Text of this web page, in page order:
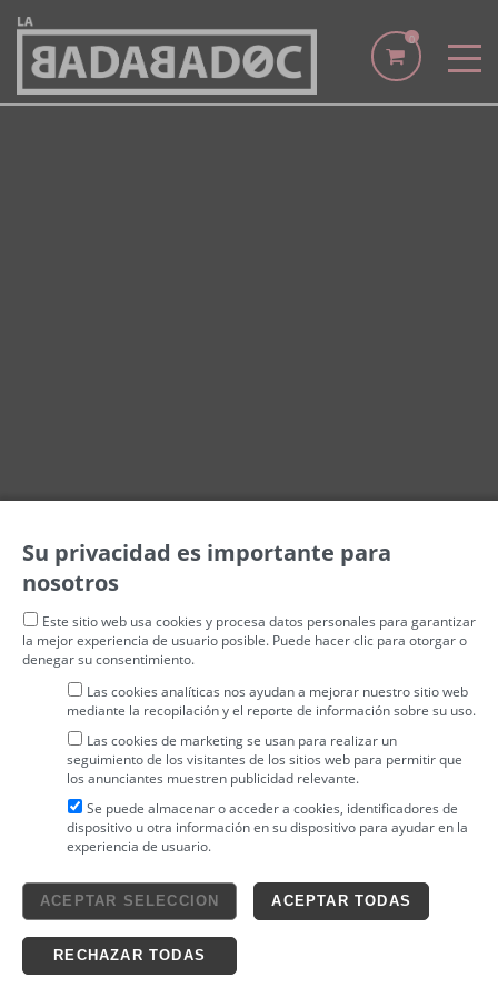
0
powered by4tickets S.L.
Ticketing solutions
Aviso legal
Condiciones generales
Su privacidad es importante para
nosotros
Este sitio web usa cookies y procesa datos personales para garantizar
la mejor experiencia de usuario posible. Puede hacer clic para otorgar o
denegar su consentimiento.
Las cookies analíticas nos ayudan a mejorar nuestro sitio web
mediante la recopilación y el reporte de información sobre su uso.
Las cookies de marketing se usan para realizar un
seguimiento de los visitantes de los sitios web para permitir que
los anunciantes muestren publicidad relevante.
Se puede almacenar o acceder a cookies, identificadores de
dispositivo u otra información en su dispositivo para ayudar en la
experiencia de usuario.
ACEPTAR TODAS
ACEPTAR SELECCION
RECHAZAR TODAS